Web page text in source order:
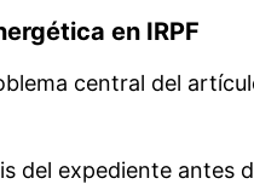
en IRPF
central del
del expediente antes